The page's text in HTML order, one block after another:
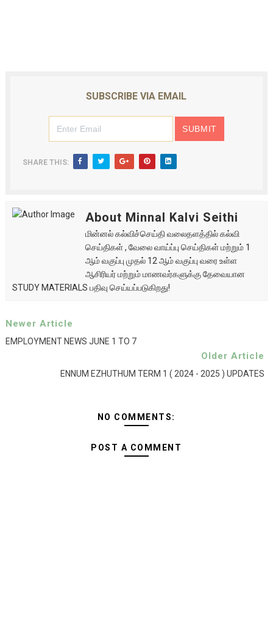
SUBSCRIBE VIA EMAIL
SHARE THIS:
About Minnal Kalvi Seithi
மின்னல் கல்விச்செய்தி வலைதளத்தில் கல்வி
செய்திகள் , வேலை வாய்ப்பு செய்திகள் மற்றும் 1
ஆம் வகுப்பு முதல் 12 ஆம் வகுப்பு வரை உள்ள
ஆசிரியர் மற்றும் மாணவர்களுக்கு தேவையான
STUDY MATERIALS பதிவு செய்யப்படுகிறது!
Newer Article
EMPLOYMENT NEWS JUNE 1 TO 7
Older Article
ENNUM EZHUTHUM TERM 1 ( 2024 - 2025 ) UPDATES
NO COMMENTS:
POST A COMMENT